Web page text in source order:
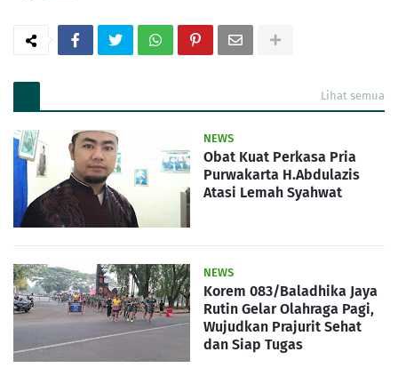
Lihat semua
NEWS
Obat Kuat Perkasa Pria
Purwakarta H.Abdulazis
Atasi Lemah Syahwat
NEWS
Korem 083/Baladhika Jaya
Rutin Gelar Olahraga Pagi,
Wujudkan Prajurit Sehat
dan Siap Tugas